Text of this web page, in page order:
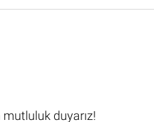
mutluluk duyarız!